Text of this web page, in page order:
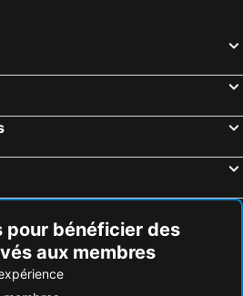
pour bénéficier des
aux membres